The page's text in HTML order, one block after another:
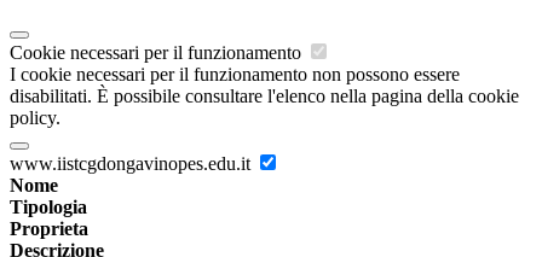
Cookie necessari per il funzionamento
I cookie necessari per il funzionamento non possono essere
disabilitati. È possibile consultare l'elenco nella pagina della cookie
policy.
www.iistcgdongavinopes.edu.it
Nome
Tipologia
Proprieta
Descrizione